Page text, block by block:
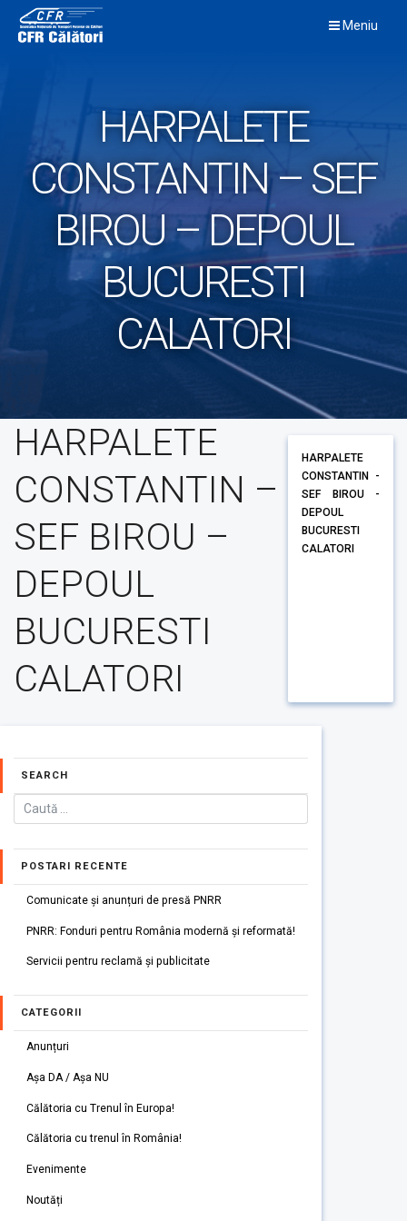
content
Meniu
HARPALETE
CONSTANTIN – SEF
BIROU – DEPOUL
BUCURESTI
CALATORI
HARPALETE
CONSTANTIN –
SEF BIROU –
DEPOUL
BUCURESTI
CALATORI
HARPALETE
CONSTANTIN -
SEF BIROU -
DEPOUL
BUCURESTI
CALATORI
SEARCH
POSTARI RECENTE
Comunicate și anunțuri de presă PNRR
PNRR: Fonduri pentru România modernă și reformată!
Servicii pentru reclamă și publicitate
CATEGORII
Anunțuri
Așa DA / Așa NU
Călătoria cu Trenul în Europa!
Călătoria cu trenul în România!
Evenimente
Noutăți